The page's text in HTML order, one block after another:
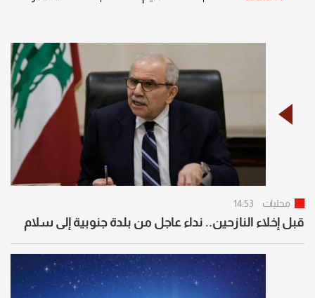
محليات 14:53
قبل إخلاء النازحين.. نداء عاجل من بلدة جنوبية إلى سلام